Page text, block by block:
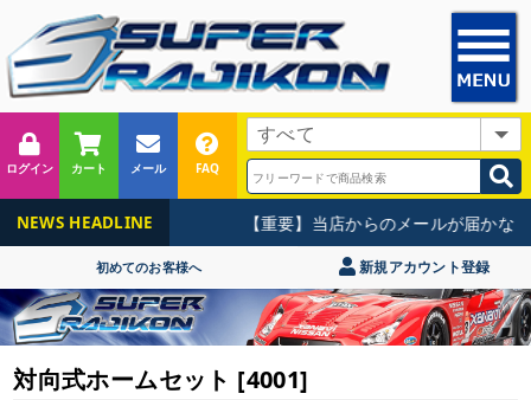
ログイン カート メール FAQ
NEWS HEADLINE 【重要】当店からのメールが届かない
初めてのお客様へ 新規アカウント登録
対向式ホームセット [4001]